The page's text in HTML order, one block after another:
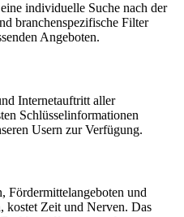
individuelle Suche nach der
branchenspezifische Filter
Angeboten.
Internetauftritt aller
Schlüsselinformationen
Usern zur Verfügung.
Fördermittelangeboten und
kostet Zeit und Nerven. Das